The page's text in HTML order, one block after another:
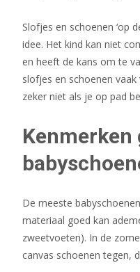
Slofjes en schoenen ‘op
idee. Het kind kan niet
en heeft de kans om te
slofjes en schoenen
zeker niet als je op pad
Kenmerken
De meeste
materiaal goed kan
zweetvoeten). In de
canvas schoenen tegen,